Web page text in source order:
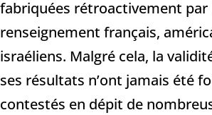
fabriquées rétroactivement par
renseignement français,
israéliens. Malgré cela, la
ses résultats n’ont jamais été
contestés en dépit de